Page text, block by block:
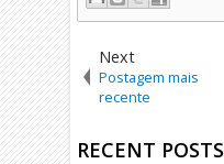
Next
Postagem mais
recente
RECENT POSTS